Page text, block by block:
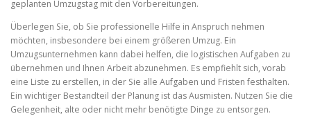
geplanten Umzugstag mit den Vorbereitungen.
Überlegen Sie, ob Sie professionelle Hilfe in Anspruch nehmen
möchten, insbesondere bei einem größeren Umzug. Ein
Umzugsunternehmen kann dabei helfen, die logistischen Aufgaben zu
übernehmen und Ihnen Arbeit abzunehmen. Es empfiehlt sich, vorab
eine Liste zu erstellen, in der Sie alle Aufgaben und Fristen festhalten.
Ein wichtiger Bestandteil der Planung ist das Ausmisten. Nutzen Sie die
Gelegenheit, alte oder nicht mehr benötigte Dinge zu entsorgen.